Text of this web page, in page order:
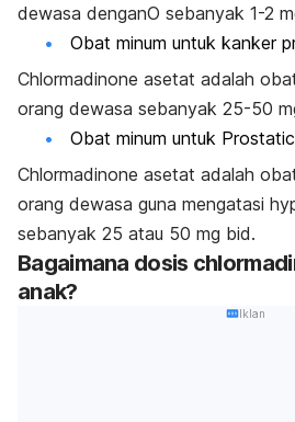
dewasa denganO sebanyak 1-2
Obat minum untuk kanker
Chlormadinone asetat adalah
orang dewasa sebanyak 25-50
Obat minum untuk
Chlormadinone asetat adalah
orang dewasa guna mengatasi
sebanyak 25 atau 50 mg bid.
Bagaimana dosis
anak?
Iklan